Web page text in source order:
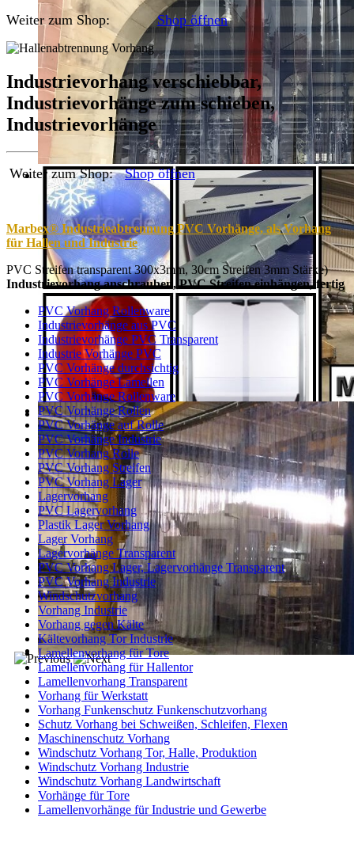
Weiter zum Shop:Shop öffnen
Industrievorhang verschiebbar,
Industrievorhänge zum schieben,
Industrievorhänge
Weiter zum Shop:Shop öffnen
Marbex® Industrieabtrennung PVC Vorhänge, als Vorhang
für Hallen und Industrie
PVC Streifen transparent 300x3mm, 30cm Streifen 3mm Stärke)
Industrievorhang anschrauben, PVC Streifen einhängen, fertig
PVC Vorhang Rollenware
Industrievorhänge aus PVC
Industrievorhänge PVC Transparent
Industrie Vorhänge PVC
PVC Vorhänge durchsichtig
PVC Vorhänge Lamellen
PVC Vorhänge Rollenware
PVC Vorhänge Rollen
PVC Vorhänge auf Rolle
PVC Vorhänge Industrie
PVC Vorhang Rolle
PVC Vorhang Streifen
PVC Vorhang Lager
Lagervorhang
PVC Lagervorhang
Plastik Lager Vorhang
Lager Vorhang
Lagervorhänge Transparent
PVC Vorhang Lager, Lagervorhänge Transparent
PVC Vorhang Industrie
Windschutzvorhang
Vorhang Industrie
Vorhang gegen Kälte
Kältevorhang Tor Industrie
Lamellenvorhang für Tore
Lamellenvorhang für Hallentor
Lamellenvorhang Transparent
Vorhang für Werkstatt
Vorhang Funkenschutz Funkenschutzvorhang
Schutz Vorhang bei Schweißen, Schleifen, Flexen
Maschinenschutz Vorhang
Windschutz Vorhang Tor, Halle, Produktion
Windschutz Vorhang Industrie
Windschutz Vorhang Landwirtschaft
Vorhänge für Tore
Lamellenvorhänge für Industrie und Gewerbe